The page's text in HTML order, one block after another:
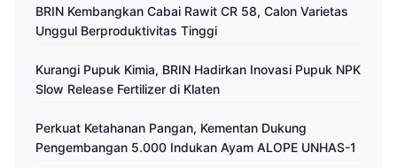
BRIN Kembangkan Cabai Rawit CR 58, Calon Varietas
Unggul Berproduktivitas Tinggi
Kurangi Pupuk Kimia, BRIN Hadirkan Inovasi Pupuk NPK
Slow Release Fertilizer di Klaten
Perkuat Ketahanan Pangan, Kementan Dukung
Pengembangan 5.000 Indukan Ayam ALOPE UNHAS-1